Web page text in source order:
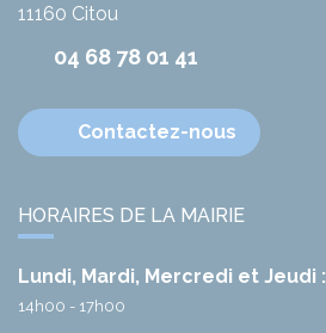
11160 Citou
04 68 78 01 41
Contactez-nous
HORAIRES DE LA MAIRIE
Lundi, Mardi, Mercredi et Jeudi :
14h00 - 17h00